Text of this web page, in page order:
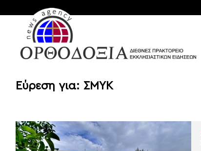
Εύρεση για: ΣΜΥΚ